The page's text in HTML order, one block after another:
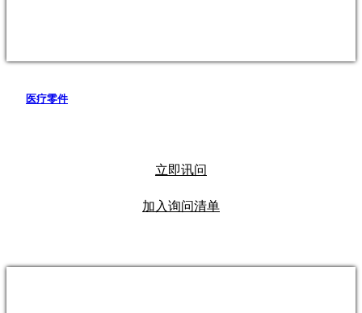
医疗零件
立即讯问
加入询问清单